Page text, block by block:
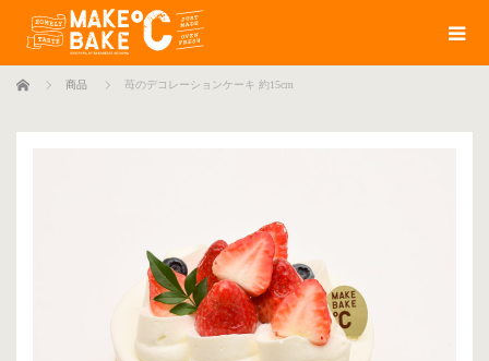
ホーム 商品 苺のデコレーションケーキ 約15cm